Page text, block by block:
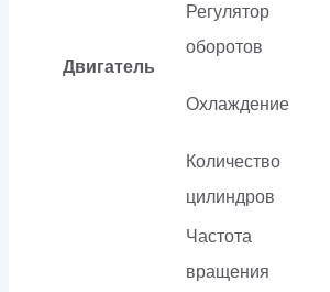
Двигатель
Регулятор
оборотов
Охлаждение
Количество
цилиндров
Частота
вращения